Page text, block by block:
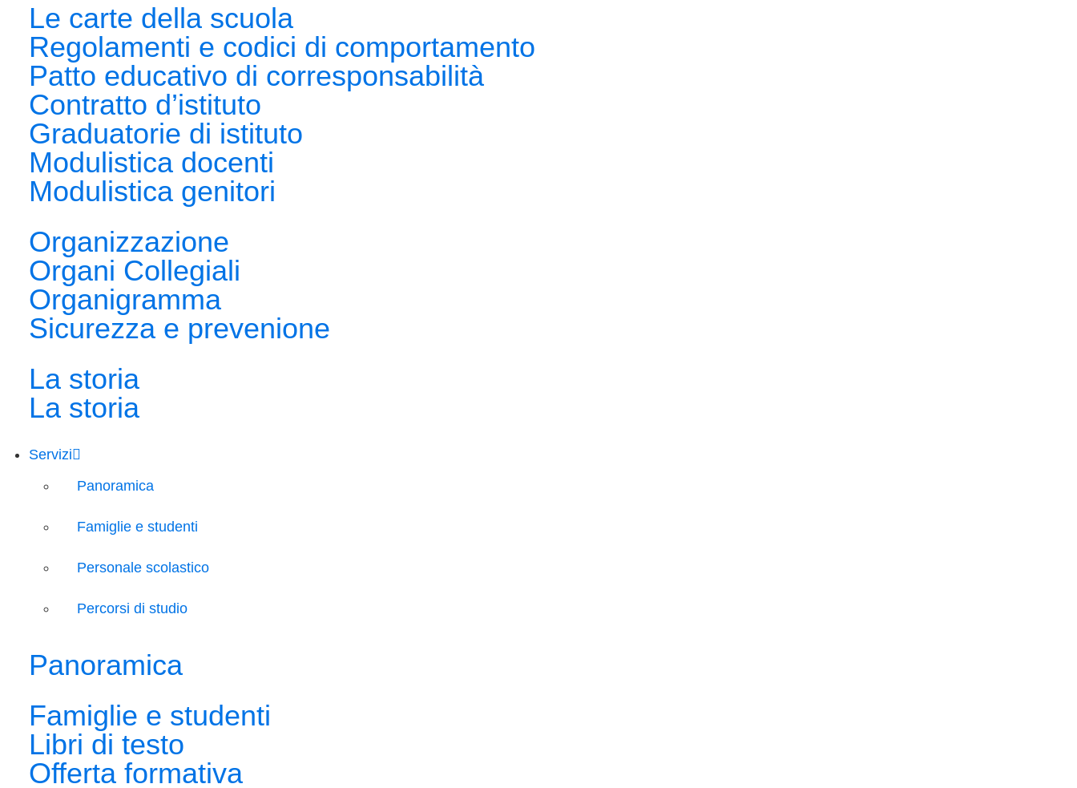
Le carte della scuola
Regolamenti e codici di comportamento
Patto educativo di corresponsabilità
Contratto d’istituto
Graduatorie di istituto
Modulistica docenti
Modulistica genitori
Organizzazione
Organi Collegiali
Organigramma
Sicurezza e prevenione
La storia
La storia
Servizi
Panoramica
Famiglie e studenti
Personale scolastico
Percorsi di studio
Panoramica
Famiglie e studenti
Libri di testo
Offerta formativa